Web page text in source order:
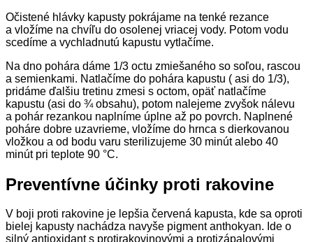
Očistené hlávky kapusty pokrájame na tenké rezance
a vložíme na chvíľu do osolenej vriacej vody. Potom vodu
scedíme a vychladnutú kapustu vytlačíme.
Na dno pohára dáme 1/3 octu zmiešaného so soľou, rascou
a semienkami. Natlačíme do pohára kapustu ( asi do 1/3),
pridáme ďalšiu tretinu zmesi s octom, opäť natlačíme
kapustu (asi do ¾ obsahu), potom nalejeme zvyšok nálevu
a pohár rezankou naplníme úplne až po povrch. Naplnené
poháre dobre uzavrieme, vložíme do hrnca s dierkovanou
vložkou a od bodu varu sterilizujeme 30 minút alebo 40
minút pri teplote 90 °C.
Preventívne účinky proti rakovine
V boji proti rakovine je lepšia červená kapusta, kde sa oproti
bielej kapusty nachádza navyše pigment anthokyan. Ide o
silný antioxidant s protirakovinovými a protizápalovými